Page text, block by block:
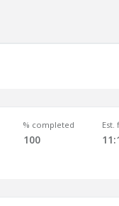
% completed
100
Est.